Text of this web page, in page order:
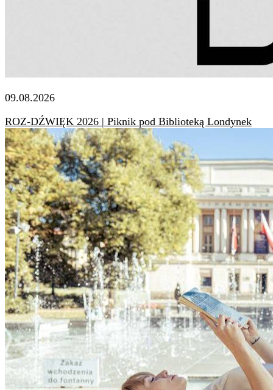
09.08.2026
ROZ-DŹWIĘK 2026 | Piknik pod Biblioteką Londynek